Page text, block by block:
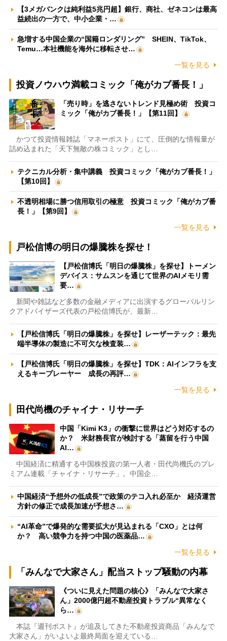
【3メガバンクは純利益5兆円超】銀行、商社、ゼネコンは最高
益続出の一方で、中小企業・…
急増する中国企業の“国籍ロンダリング” SHEIN、TikTok、
Temu…本社機能を海外に移転させ…
一覧を見る
投資ノウハウ満載コミック「俺がカブ番長！」
「売り時」を逃さないトレンド見極め術 投資コ
ミック「俺がカブ番長！」【第11回】
かつて投資情報雑誌「マネーポスト」にて、圧倒的な情報量が
詰め込まれた「天下無敵の株コミック」とし…
テクニカル分析・集中講義 投資コミック「俺がカブ番長！」
【第10回】
不透明相場に勝つ信用取引の極意 投資コミック「俺がカブ番
長！」【第9回】
一覧を見る
戸松信博の明日の爆騰株を探せ！
【戸松信博氏「明日の爆騰株」を探せ】トーメン
デバイス：サムスンを通じて世界のAIメモリ需
要…
新聞や雑誌など多数の金融メディアに出演するグローバルリン
クアドバイザーズ代表の戸松信博氏が、最新…
【戸松信博氏「明日の爆騰株」を探せ】レーザーテック：最先
端半導体の製造に不可欠な検査装…
【戸松信博氏「明日の爆騰株」を探せ】TDK：AIインフラを支
えるキープレーヤー 成長の再評…
一覧を見る
田代尚機のチャイナ・リサーチ
中国「Kimi K3」の衝撃に世界はどう対応するの
か？ 米財務長官が検討する「蒸留を行う中国
AI…
中国経済に精通する中国株投資の第一人者・田代尚機氏のプレ
ミアム連載「チャイナ・リサーチ」。中国企…
中国経済“予想外の低成長”で政策のテコ入れ必至か 経済運営
方針の修正で成長加速が予想さ…
“AI革命”で爆発的な需要拡大が見込まれる「CXO」とは何
か？ 高い競争力を持つ中国の医薬品…
一覧を見る
「みんなで大家さん」配当ストップ騒動の内幕
《ついに見えた問題の核心》「みんなで大家さ
ん」2000億円超不動産投資トラブル“異常なく
ら…
本誌『週刊ポスト』が追及してきた不動産投資商品「みんなで
大家さん」がいよいよ最終局面を迎えている…